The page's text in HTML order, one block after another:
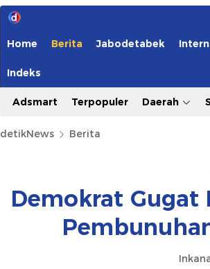
Home Berita Jabodetabek
Indeks
Adsmart Terpopuler Daerah
detikNews Berita
Demokrat Gugat